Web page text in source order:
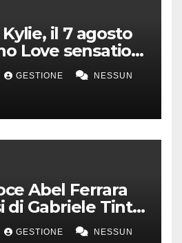
il 7 agosto
Love sensation
mix)
GESTIONE NESSUN
Abel Ferrara
di Gabriele Tinti
d’Assisi
GESTIONE NESSUN